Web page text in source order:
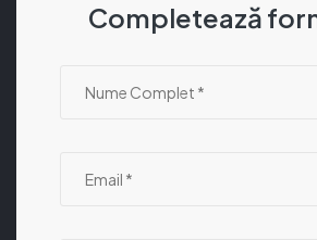
Completează